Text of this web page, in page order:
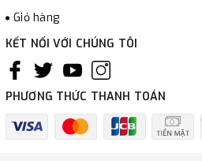
Giỏ hàng
KẾT NỐI VỚI CHÚNG TÔI
PHƯƠNG THỨC THANH TOÁN